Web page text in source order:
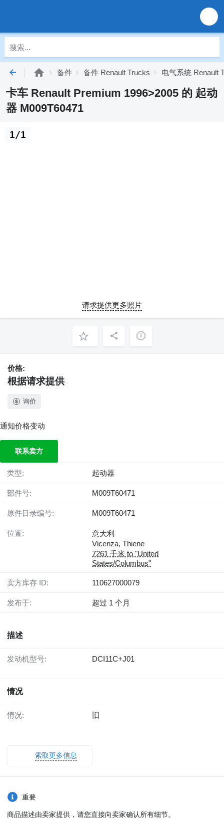
备件 备件 Renault Trucks 电气系统 Renault
卡车 Renault Premium 1996>2005 的 起动
器 M009T60471
1/1
请求提供更多照片
价格:
根据请求提供
询价
通知价格变动
联系卖方
类型: 起动器
部件号: M009T60471
原件目录编号: M009T60471
位置:
意大利
Vicenza, Thiene
7261 千米 to "United
States/Columbus"
卖方库存 ID: 110627000079
发布于: 超过 1 个月
描述
发动机型号: DCI11C+J01
情况
情况: 旧
索取更多信息
重要
商品描述由卖家提供，请您直接向卖家确认所有细节。